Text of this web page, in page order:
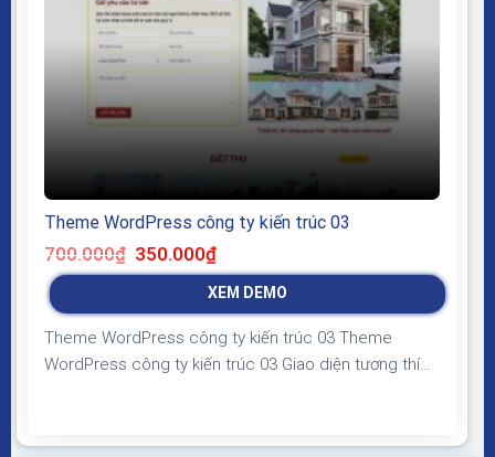
Theme WordPress công ty kiến trúc 03
700.000₫ Giá
gốc
là:
350.000₫Giá
tại
là:
XEM DEMO
Theme WordPress công ty kiến trúc 03 Theme
WordPress công ty kiến trúc 03 Giao diện tương thích
WordPress dễ dàng sử dụng Thiết kế chuẩn SEO,